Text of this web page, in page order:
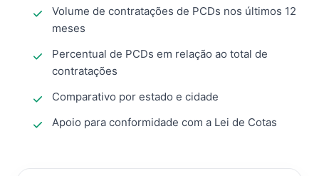
Volume de contratações de PCDs nos últimos 12
meses
Percentual de PCDs em relação ao total de
contratações
Comparativo por estado e cidade
Apoio para conformidade com a Lei de Cotas